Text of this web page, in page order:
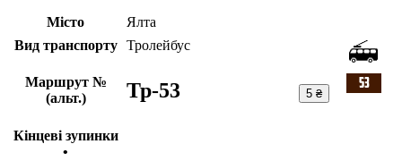
Місто
Ялта
Вид транспорту
Тролейбус
Маршрут №
(альт.)
Тр-53 5 ₴
Кінцеві зупинки
•